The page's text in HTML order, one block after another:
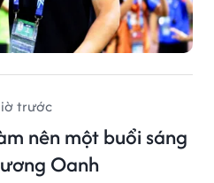
trước
nên một buổi sáng
Oanh